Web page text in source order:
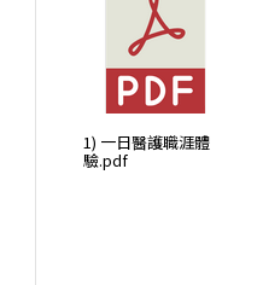
1) 一日醫護職涯體
驗.pdf